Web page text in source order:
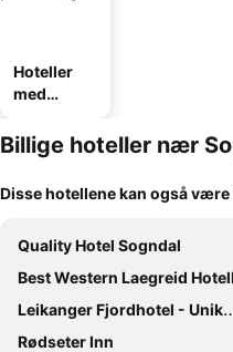
Hoteller
med
Billige hoteller nær
Disse hotellene kan også
Quality Hotel Sogndal
Best Western Laegreid Hotell
Leikanger Fjordhotel - Unike Hoteller
Rødseter Inn